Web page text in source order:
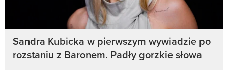
Sandra Kubicka w pierwszym wywiadzie po
rozstaniu z Baronem. Padły gorzkie słowa